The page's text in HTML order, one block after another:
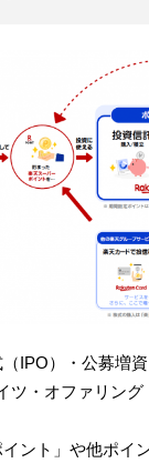
IPO）・公募増
ツ・オファリング
ント」や他ポイ